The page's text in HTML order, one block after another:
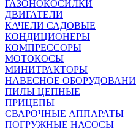
ГАЗОНОКОСИЛКИ
ДВИГАТЕЛИ
КАЧЕЛИ САДОВЫЕ
КОНДИЦИОНЕРЫ
КОМПРЕССОРЫ
МОТОКОСЫ
МИНИТРАКТОРЫ
НАВЕСНОЕ
ПИЛЫ ЦЕПНЫЕ
ПРИЦЕПЫ
СВАРОЧНЫЕ АППАРАТЫ
ПОГРУЖНЫЕ НАСОСЫ